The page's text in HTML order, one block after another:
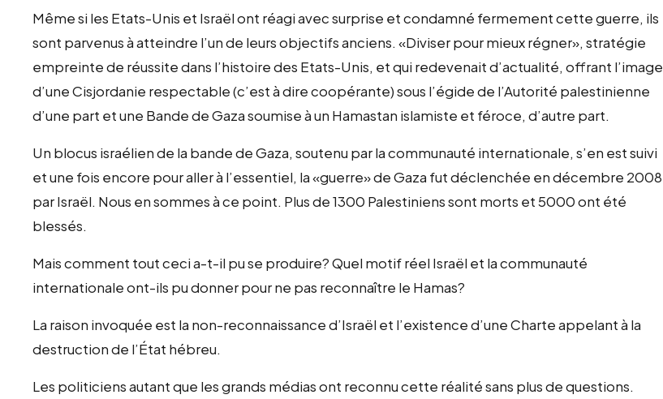
Même si les Etats-Unis et Israël ont réagi avec surprise et condamné fermement cette guerre, ils
sont parvenus à atteindre l’un de leurs objectifs anciens. «Diviser pour mieux régner», stratégie
empreinte de réussite dans l’histoire des Etats-Unis, et qui redevenait d’actualité, offrant l’image
d’une Cisjordanie respectable (c’est à dire coopérante) sous l’égide de l’Autorité palestinienne
d’une part et une Bande de Gaza soumise à un Hamastan islamiste et féroce, d’autre part.
Un blocus israélien de la bande de Gaza, soutenu par la communauté internationale, s’en est suivi
et une fois encore pour aller à l’essentiel, la «guerre» de Gaza fut déclenchée en décembre 2008
par Israël. Nous en sommes à ce point. Plus de 1300 Palestiniens sont morts et 5000 ont été
blessés.
Mais comment tout ceci a-t-il pu se produire? Quel motif réel Israël et la communauté
internationale ont-ils pu donner pour ne pas reconnaître le Hamas?
La raison invoquée est la non-reconnaissance d’Israël et l’existence d’une Charte appelant à la
destruction de l’État hébreu.
Les politiciens autant que les grands médias ont reconnu cette réalité sans plus de questions.